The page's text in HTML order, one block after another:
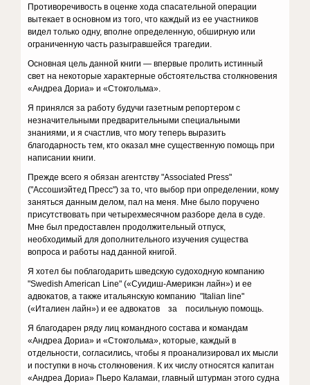
Противоречивость в оценке хода спасательной операции
вытекает в основном из того, что каждый из ее участников
видел только одну, вполне определенную, обширную или
ограниченную часть разыгравшейся трагедии.
Основная цель данной книги — впервые пролить истинный
свет на некоторые характерные обстоятельства столкновения
«Андреа Дориа» и «Стокгольма».
Я принялся за работу будучи газетным репортером с
незначительными предварительными специальными
знаниями, и я счастлив, что могу теперь выразить
благодарность тем, кто оказал мне существенную помощь при
написании книги.
Прежде всего я обязан агентству "Associated Press"
("Ассошиэйтед Пресс") за то, что выбор при определении, кому
заняться данным делом, пал на меня. Мне было поручено
присутствовать при четырехмесячном разборе дела в суде.
Мне был предоставлен продолжительный отпуск,
необходимый для дополнительного изучения существа
вопроса и работы над данной книгой.
Я хотел бы поблагодарить шведскую судоходную компанию
"Swedish American Line" («Суидиш-Америкэн лайн») и ее
адвокатов, а также итальянскую компанию "Italian line"
(«Италиен лайн») и ее адвокатов за посильную помощь.
Я благодарен ряду лиц командного состава и командам
«Андреа Дориа» и «Стокгольма», которые, каждый в
отдельности, согласились, чтобы я проанализировал их мысли
и поступки в ночь столкновения. К их числу относятся капитан
«Андреа Дориа» Пьеро Каламаи, главный штурман этого судна